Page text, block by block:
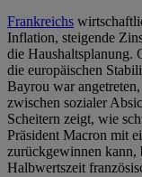
Frankreichs
Inflation, steigende
die Haushaltsplanung.
die europäischen
Bayrou war
zwischen sozialer
Scheitern zeigt, wie
Präsident Macron mit
zurückgewinnen
Halbwertszeit